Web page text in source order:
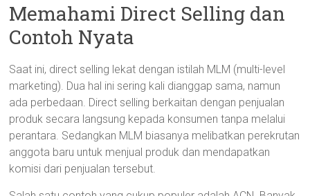
Memahami Direct Selling dan
Contoh Nyata
Saat ini, direct selling lekat dengan istilah MLM (multi-level
marketing). Dua hal ini sering kali dianggap sama, namun
ada perbedaan. Direct selling berkaitan dengan penjualan
produk secara langsung kepada konsumen tanpa melalui
perantara. Sedangkan MLM biasanya melibatkan perekrutan
anggota baru untuk menjual produk dan mendapatkan
komisi dari penjualan tersebut.